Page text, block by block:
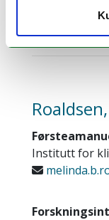
Institutt for